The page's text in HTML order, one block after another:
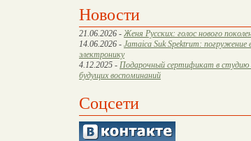
Новости
21.06.2026 - Женя Русских: голос нового
14.06.2026 - Jamaica Suk Spektrum: погружение
электронику
4.12.2025 - Подарочный сертификат в студию
будущих воспоминаний
Соцсети